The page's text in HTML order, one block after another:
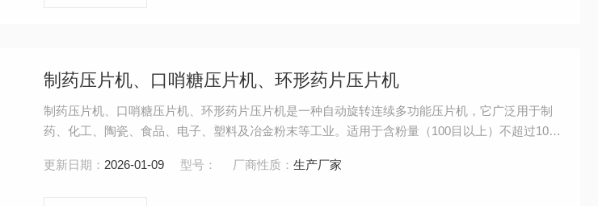
制药压片机、口哨糖压片机、环形药片压片机
制药压片机、口哨糖压片机、环形药片压片机是一种自动旋转连续多功能压片机，它广泛用于制
药、化工、陶瓷、食品、电子、塑料及冶金粉末等工业。适用于含粉量（100目以上）不超过10%
压制。
更新日期： 2026-01-09 型号： 厂商性质：生产厂家